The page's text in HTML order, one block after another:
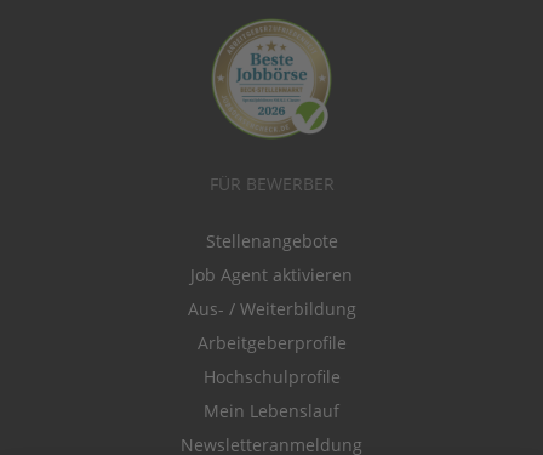
FÜR BEWERBER
Stellenangebote
Job Agent aktivieren
Aus- / Weiterbildung
Arbeitgeberprofile
Hochschulprofile
Mein Lebenslauf
Newsletteranmeldung